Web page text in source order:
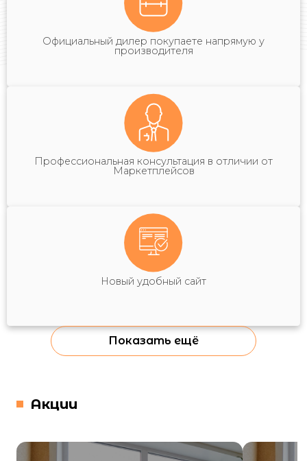
Официальный дилер покупаете напрямую у
производителя
Профессиональная консультация в отличии от
Маркетплейсов
Новый удобный сайт
Показать ещё
Акции